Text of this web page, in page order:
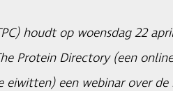
houdt op woensdag 22
Protein Directory (een
een webinar over de